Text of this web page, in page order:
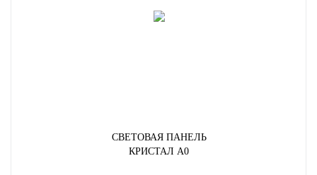
СВЕТОВАЯ ПАНЕЛЬ
КРИСТАЛ А0